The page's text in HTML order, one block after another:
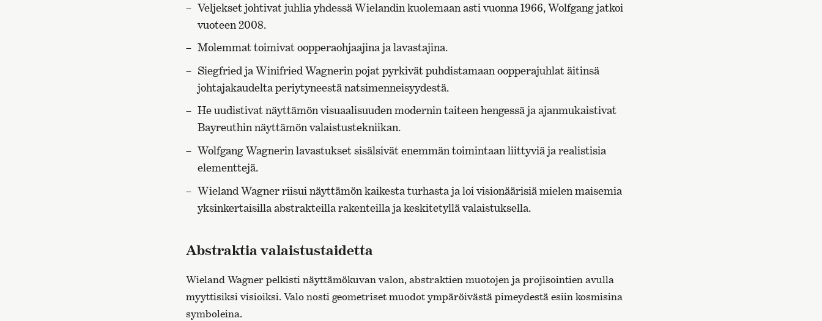
Veljekset johtivat juhlia yhdessä Wielandin kuolemaan asti vuonna 1966, Wolfgang jatkoi
vuoteen 2008.
Molemmat toimivat oopperaohjaajina ja lavastajina.
Siegfried ja Winifried Wagnerin pojat pyrkivät puhdistamaan oopperajuhlat äitinsä
johtajakaudelta periytyneestä natsimenneisyydestä.
He uudistivat näyttämön visuaalisuuden modernin taiteen hengessä ja ajanmukaistivat
Bayreuthin näyttämön valaistustekniikan.
Wolfgang Wagnerin lavastukset sisälsivät enemmän toimintaan liittyviä ja realistisia
elementtejä.
Wieland Wagner riisui näyttämön kaikesta turhasta ja loi visionäärisiä mielen maisemia
yksinkertaisilla abstrakteilla rakenteilla ja keskitetyllä valaistuksella.
Abstraktia valaistustaidetta
Wieland Wagner pelkisti näyttämökuvan valon, abstraktien muotojen ja projisointien avulla
myyttisiksi visioiksi. Valo nosti geometriset muodot ympäröivästä pimeydestä esiin kosmisina
symboleina.